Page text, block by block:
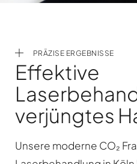
PRÄZISE ERGEBNISSE
Effektive
verjüngtes
Unsere moderne CO₂